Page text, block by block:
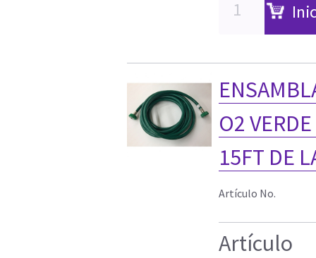
O2
15FT DE
Artículo No.
Artículo